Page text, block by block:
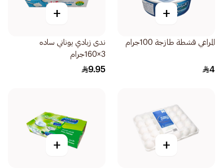
+
المراعي قشطة طازجة 100جرام
4
+
ندى زبادي يوناني ساده
3×160جرام
9.95
+
+